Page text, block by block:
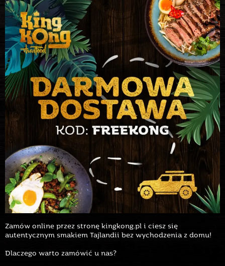
Zamów online przez stronę kingkong.pl i ciesz się
autentycznym smakiem Tajlandii bez wychodzenia z domu!
Dlaczego warto zamówić u nas?